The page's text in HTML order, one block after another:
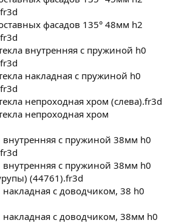
фасадов 135° 48мм h2
внутренняя с пружиной h0
накладная с пружиной h0
непроходная хром (слева).fr3d
непроходная хром
внутренняя с пружиной 38мм h0
внутренняя с пружиной 38мм h0
(44761).fr3d
с доводчиком, 38 h0
накладная с доводчиком, 38мм h0